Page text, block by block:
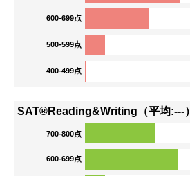
600-699点
500-599点
400-499点
SAT®Reading&Writing（平均:---）
700-800点
600-699点